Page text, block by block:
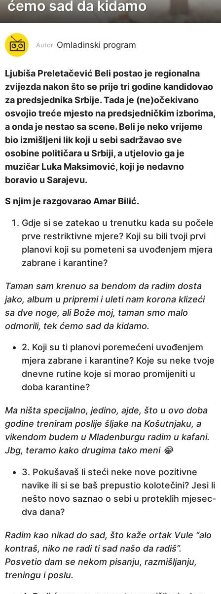
g
n
a
p
r
i
j
e
6
g
o
i
j
e
ćemo sad da kidamo
Autor Omladinski program
Ljubiša Preletačević Beli postao je regionalna
zvijezda nakon što se prije tri godine kandidovao
za predsjednika Srbije. Tada je (ne)očekivano
osvojio treće mjesto na predsjedničkim izborima,
a onda je nestao sa scene. Beli je neko vrijeme
bio izmišljeni lik koji u sebi sadržavao sve
osobine političara u Srbiji, a utjelovio ga je
muzičar Luka Maksimović, koji je nedavno
boravio u Sarajevu.
S njim je razgovarao Amar Bilić.
Gdje si se zatekao u trenutku kada su počele
prve restriktivne mjere? Koji su bili tvoji prvi
planovi koji su pometeni sa uvođenjem mjera
zabrane i karantine?
Taman sam krenuo sa bendom da radim dosta
jako, album u pripremi i uleti nam korona klizeći
sa dve noge, ali Bože moj, taman smo malo
odmorili, tek ćemo sad da kidamo.
2. Koji su ti planovi poremećeni uvođenjem
mjera zabrane i karantine? Koje su neke tvoje
dnevne rutine koje si morao promijeniti u
doba karantine?
Ma ništa specijalno, jedino, ajde, što u ovo doba
godine treniram poslije šljake na Košutnjaku, a
vikendom budem u Mladenburgu radim u kafani.
Jbg, teramo kako drugima tako meni 😂
3. Pokušavaš li steći neke nove pozitivne
navike ili si se baš prepustio kolotečini? Jesi li
nešto novo saznao o sebi u proteklih mjesec-
dva dana?
Radim kao nikad do sad, što kaže ortak Vule “alo
kontraš, niko ne radi ti sad našo da radiš”.
Posvetio dam se nekom pisanju, razmišljanju,
treningu i poslu.